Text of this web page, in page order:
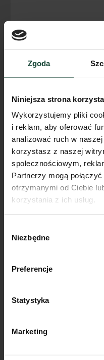
Zgoda
Niniejsza strona
Wykorzystujemy pliki
i reklam, aby oferować
analizować ruch w
korzystasz z naszej
społecznościowym,
Partnerzy mogą
otrzymanymi od Ciebie
korzystania z ich usług.
zgody
Niezbędne
Preferencje
Statystyka
Marketing
Mieszkanie
Pokoje
Przejdź do karty mieszkania